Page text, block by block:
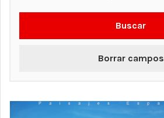
Buscar
Borrar campos